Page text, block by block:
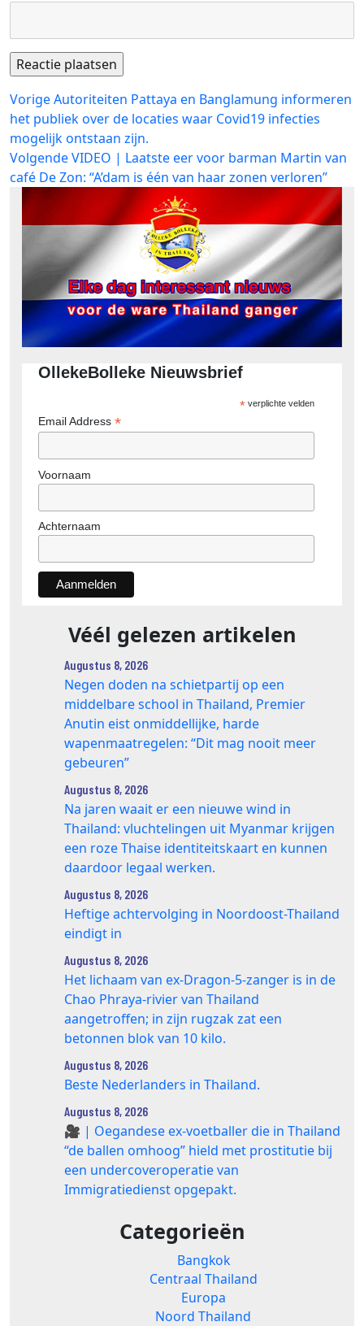
Bericht
navigatie
VorigeVorig
bericht:
Autoriteiten Pattaya en Banglamung informeren
het publiek over de locaties waar Covid19 infecties
mogelijk ontstaan zijn.
VolgendeVolgend
bericht:
VIDEO | Laatste eer voor barman Martin van
café De Zon: “A’dam is één van haar zonen verloren”
OllekeBolleke Nieuwsbrief
*verplichte velden
Email Address *
Voornaam
Achternaam
Véél gelezen artikelen
Augustus 8, 2026
Negen doden na schietpartij op een
middelbare school in Thailand, Premier
Anutin eist onmiddellijke, harde
wapenmaatregelen: “Dit mag nooit meer
gebeuren”
Augustus 8, 2026
Na jaren waait er een nieuwe wind in
Thailand: vluchtelingen uit Myanmar krijgen
een roze Thaise identiteitskaart en kunnen
daardoor legaal werken.
Augustus 8, 2026
Heftige achtervolging in Noordoost-Thailand
eindigt in
Augustus 8, 2026
Het lichaam van ex-Dragon‑5‑zanger is in de
Chao Phraya‑rivier van Thailand
aangetroffen; in zijn rugzak zat een
betonnen blok van 10 kilo.
Augustus 8, 2026
Beste Nederlanders in Thailand.
Augustus 8, 2026
🎥 | Oegandese ex-voetballer die in Thailand
“de ballen omhoog” hield met prostitutie bij
een undercoveroperatie van
Immigratiedienst opgepakt.
Categorieën
Bangkok
Centraal Thailand
Europa
Noord Thailand